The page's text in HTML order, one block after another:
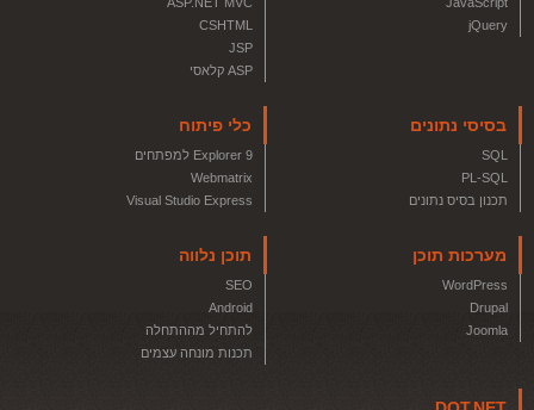
jQuery
CSHTML
JSP
ASP קלאסי
בסיסי נתונים
SQL
PL-SQL
תכנון בסיס נתונים
כלי פיתוח
Explorer 9 למפתחים
Webmatrix
Visual Studio Express
מערכות תוכן
WordPress
Drupal
Joomla
תוכן נלווה
SEO
Android
להתחיל מההתחלה
תכנות מונחה עצמים